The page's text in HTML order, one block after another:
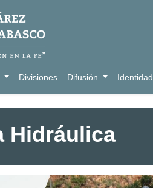
Divisiones Difusión Identidad
Hidráulica